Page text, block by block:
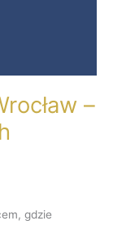
–
gdzie